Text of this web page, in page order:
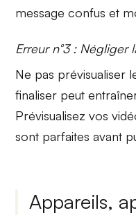
messageconfus et
Erreur n°3 : Négliger
Ne pas prévisualiser
finaliser peut
Prévisualisez vos
sont parfaites avant
Appareils,